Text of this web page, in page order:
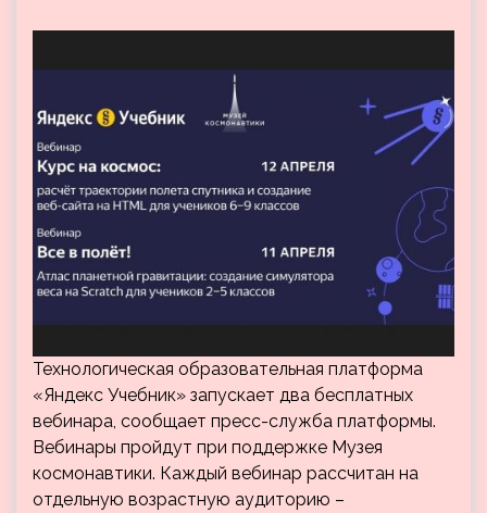
Технологическая образовательная платформа
«Яндекс Учебник» запускает два бесплатных
вебинара, сообщает пресс-служба платформы.
Вебинары пройдут при поддержке Музея
космонавтики. Каждый вебинар рассчитан на
отдельную возрастную аудиторию –